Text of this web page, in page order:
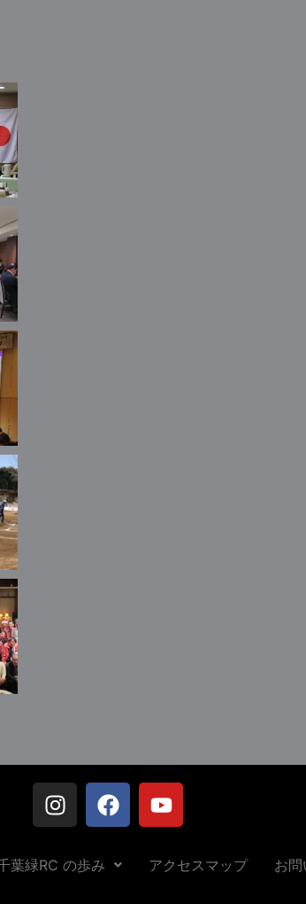
葉緑RC の歩み アクセスマップ お